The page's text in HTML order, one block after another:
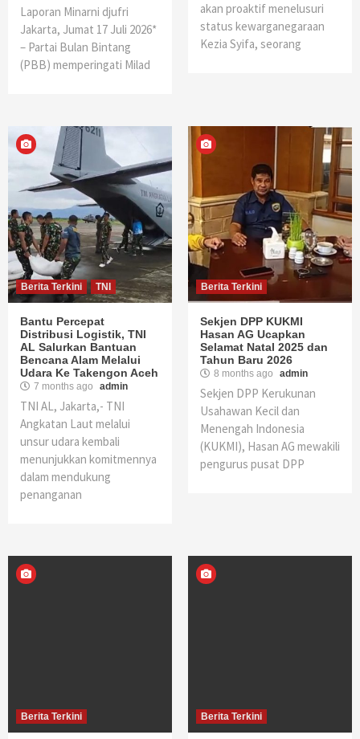
Laporan Minarni djufri
Jakarta, Jumat 17 Juli 2026*
– Partai Bulan Bintang
(PBB) memperingati Milad
akan proaktif menelusuri
status kewarganegaraan
Kezia Syifa, seorang
Berita Terkini TNI
Bantu Percepat
Distribusi Logistik, TNI
AL Salurkan Bantuan
Bencana Alam Melalui
Udara Ke Takengon Aceh
7 months ago admin
TNI AL, Jakarta,- TNI
Angkatan Laut melalui
unsur udara kembali
menunjukkan komitmennya
dalam mendukung
penanganan
Berita Terkini
Sekjen DPP KUKMI
Hasan AG Ucapkan
Selamat Natal 2025 dan
Tahun Baru 2026
8 months ago admin
Sekjen DPP Kerukunan
Usahawan Kecil dan
Menengah Indonesia
(KUKMI), Hasan AG mewakili
pengurus pusat DPP
Berita Terkini Berita Terkini